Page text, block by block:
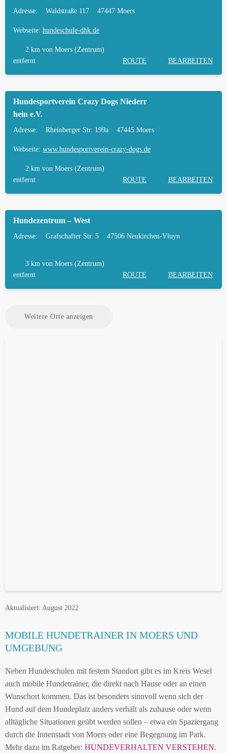
Adresse: Waldstraße 117 47447 Moers
Webseite: hundeschule-dhk.de
2 km von Moers (Zentrum)
entfernt
ROUTE BEARBEITEN
Hundesportverein Crazy Dogs Niederr
hein e.V.
Adresse: Rheinberger Str. 199a 47445 Moers
Webseite: www.hundesportverein-crazy-dogs.de
2 km von Moers (Zentrum)
entfernt
ROUTE BEARBEITEN
Hundezentrum – West
Adresse: Grafschafter Str. 5 47506 Neukirchen-Vluyn
3 km von Moers (Zentrum)
entfernt
ROUTE BEARBEITEN
Weitere Orte anzeigen
Aktualisiert: August 2022
MOBILE HUNDETRAINER IN MOERS UND
UMGEBUNG
Neben Hundeschulen mit festem Standort gibt es im Kreis Wesel
auch mobile Hundetrainer, die direkt nach Hause oder an einen
Wunschort kommen. Das ist besonders sinnvoll wenn sich der
Hund auf dem Hundeplatz anders verhält als zuhause oder wenn
alltägliche Situationen geübt werden sollen – etwa ein Spaziergang
durch die Innenstadt von Moers oder eine Begegnung im Park.
Mehr dazu im Ratgeber: HUNDEVERHALTEN VERSTEHEN.